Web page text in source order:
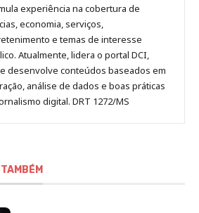
experiência na cobertura de
economia, serviços,
e temas de interesse
Atualmente, lidera o portal DCI,
desenvolve conteúdos baseados em
análise de dados e boas práticas
digital. DRT 1272/MS